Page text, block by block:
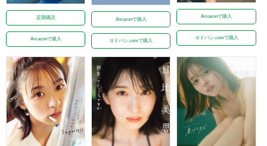
定期購読
Amazonで購入
Amazonで購入
ヨドバシ.comで購入
Amazonで購入
ヨドバシ.comで購入